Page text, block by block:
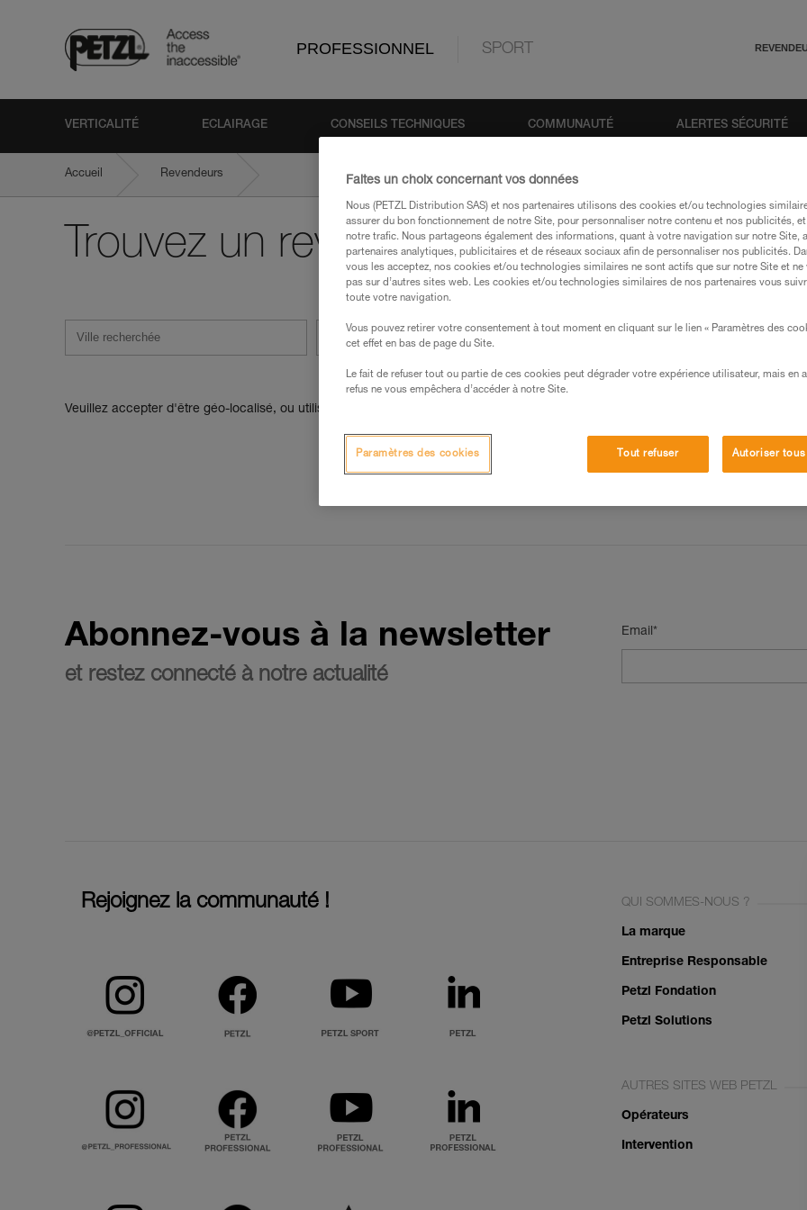
PROFESSIONNEL SPORT
VERTICALITÉ ECLAIRAGE CONSEILS TECHNIQUES COMMUNAUTÉ ALERTES SÉCURITÉ
Accueil Revendeurs
Trouvez un revendeur Petzl
Filtrer
Veuillez accepter d'être géo-localisé, ou utilisez le champ de recherche pour trouver les revendeurs Petzl proches de vous.
Abonnez-vous à la newsletter
et restez connecté à notre actualité
Email*
Rejoignez la communauté ! QUI SOMMES-NOUS ?
La marque
Entreprise Responsable
Petzl Fondation
Petzl Solutions
AUTRES SITES WEB PETZL
Opérateurs
Intervention
Faites un choix concernant vos données
Nous (PETZL Distribution SAS) et nos partenaires utilisons des cookies et/ou technologies
assurer du bon fonctionnement de notre Site, pour personnaliser notre contenu et nos publicités,
notre trafic. Nous partageons également des informations, quant à votre navigation sur notre Site,
partenaires analytiques, publicitaires et de réseaux sociaux afin de personnaliser nos publicités.
vous les acceptez, nos cookies et/ou technologies similaires ne sont actifs que sur notre Site et ne
pas sur d’autres sites web. Les cookies et/ou technologies similaires de nos partenaires vous
toute votre navigation.
Vous pouvez retirer votre consentement à tout moment en cliquant sur le lien « Paramètres des
cet effet en bas de page du Site.
Le fait de refuser tout ou partie de ces cookies peut dégrader votre expérience utilisateur, mais en
refus ne vous empêchera d’accéder à notre Site.
Tout refuser Autoriser
Paramètres des cookies